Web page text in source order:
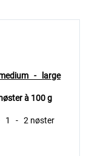
5
- large
à 100 g
2 nøster